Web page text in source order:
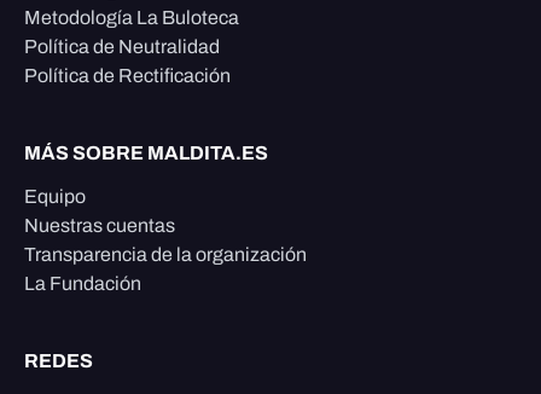
Metodología La Buloteca
Política de Neutralidad
Política de Rectificación
MÁS SOBRE MALDITA.ES
Equipo
Nuestras cuentas
Transparencia de la organización
La Fundación
REDES